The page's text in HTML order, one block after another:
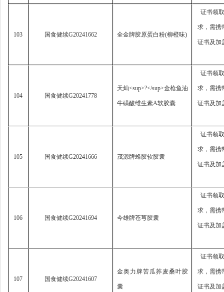
103 国食健续G20241662 全金牌胶原蛋白粉(柳橙味)
证书领
求， 需携
证书及加
104 国食健续G20241778
天灿<sup>?</sup>金枪鱼油
牛磺酸维生素A软胶囊
证书领
求， 需携
证书及加
105 国食健续G20241666 茂源牌蜂胶软胶囊
证书领
求， 需携
证书及加
106 国食健续G20241694 今雄牌苍芎胶囊
证书领
求， 需携
证书及加
107 国食健续G20241607
金奥力牌苦瓜荞麦桑叶胶
囊
证书领
求， 需携
证书及加